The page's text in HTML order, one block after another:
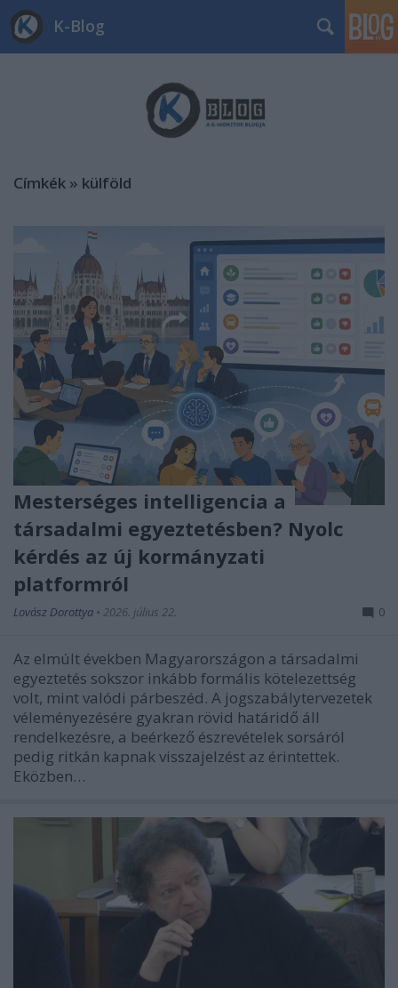
K-Blog
Címkék » külföld
Mesterséges intelligencia a
társadalmi egyeztetésben? Nyolc
kérdés az új kormányzati
platformról
Lovász Dorottya • 2026. július 22. 0
Az elmúlt években Magyarországon a társadalmi
egyeztetés sokszor inkább formális kötelezettség
volt, mint valódi párbeszéd. A jogszabálytervezetek
véleményezésére gyakran rövid határidő áll
rendelkezésre, a beérkező észrevételek sorsáról
pedig ritkán kapnak visszajelzést az érintettek.
Eközben…